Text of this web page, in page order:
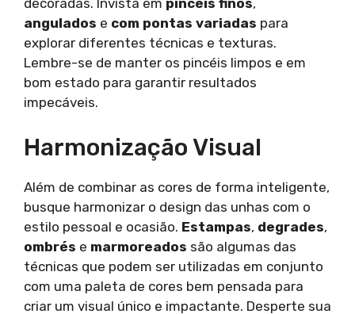
decoradas. Invista em pincéis finos,
angulados e com pontas variadas para
explorar diferentes técnicas e texturas.
Lembre-se de manter os pincéis limpos e em
bom estado para garantir resultados
impecáveis.
Harmonização Visual
Além de combinar as cores de forma inteligente,
busque harmonizar o design das unhas com o
estilo pessoal e ocasião. Estampas, degrades,
ombrés e marmoreados são algumas das
técnicas que podem ser utilizadas em conjunto
com uma paleta de cores bem pensada para
criar um visual único e impactante. Desperte sua